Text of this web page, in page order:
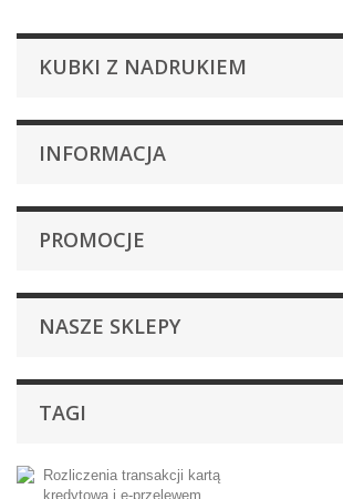
KUBKI Z NADRUKIEM
INFORMACJA
PROMOCJE
NASZE SKLEPY
TAGI